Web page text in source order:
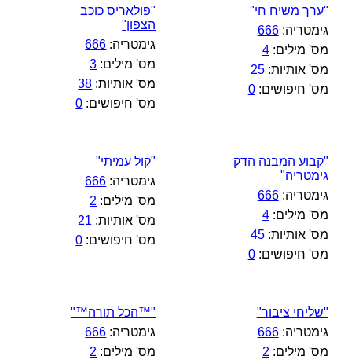
"ערך משיח חי"
גימטריה:666
מס' מילים:4
מס' אותיות:25
מס' חיפושים:0
"פולאריס כוכב
הצפון"
גימטריה: 666
מס' מילים: 3
מס' אותיות: 38
מס' חיפושים: 0
"קבוע המבנה הדק
גימטריה"
גימטריה:666
מס' מילים:4
מס' אותיות:45
מס' חיפושים:0
"קול עמיתי"
גימטריה: 666
מס' מילים: 2
מס' אותיות: 21
מס' חיפושים: 0
"שליחי ציבור"
גימטריה:666
מס' מילים: 2
"™הכל תורה™"
גימטריה: 666
מס' מילים: 2